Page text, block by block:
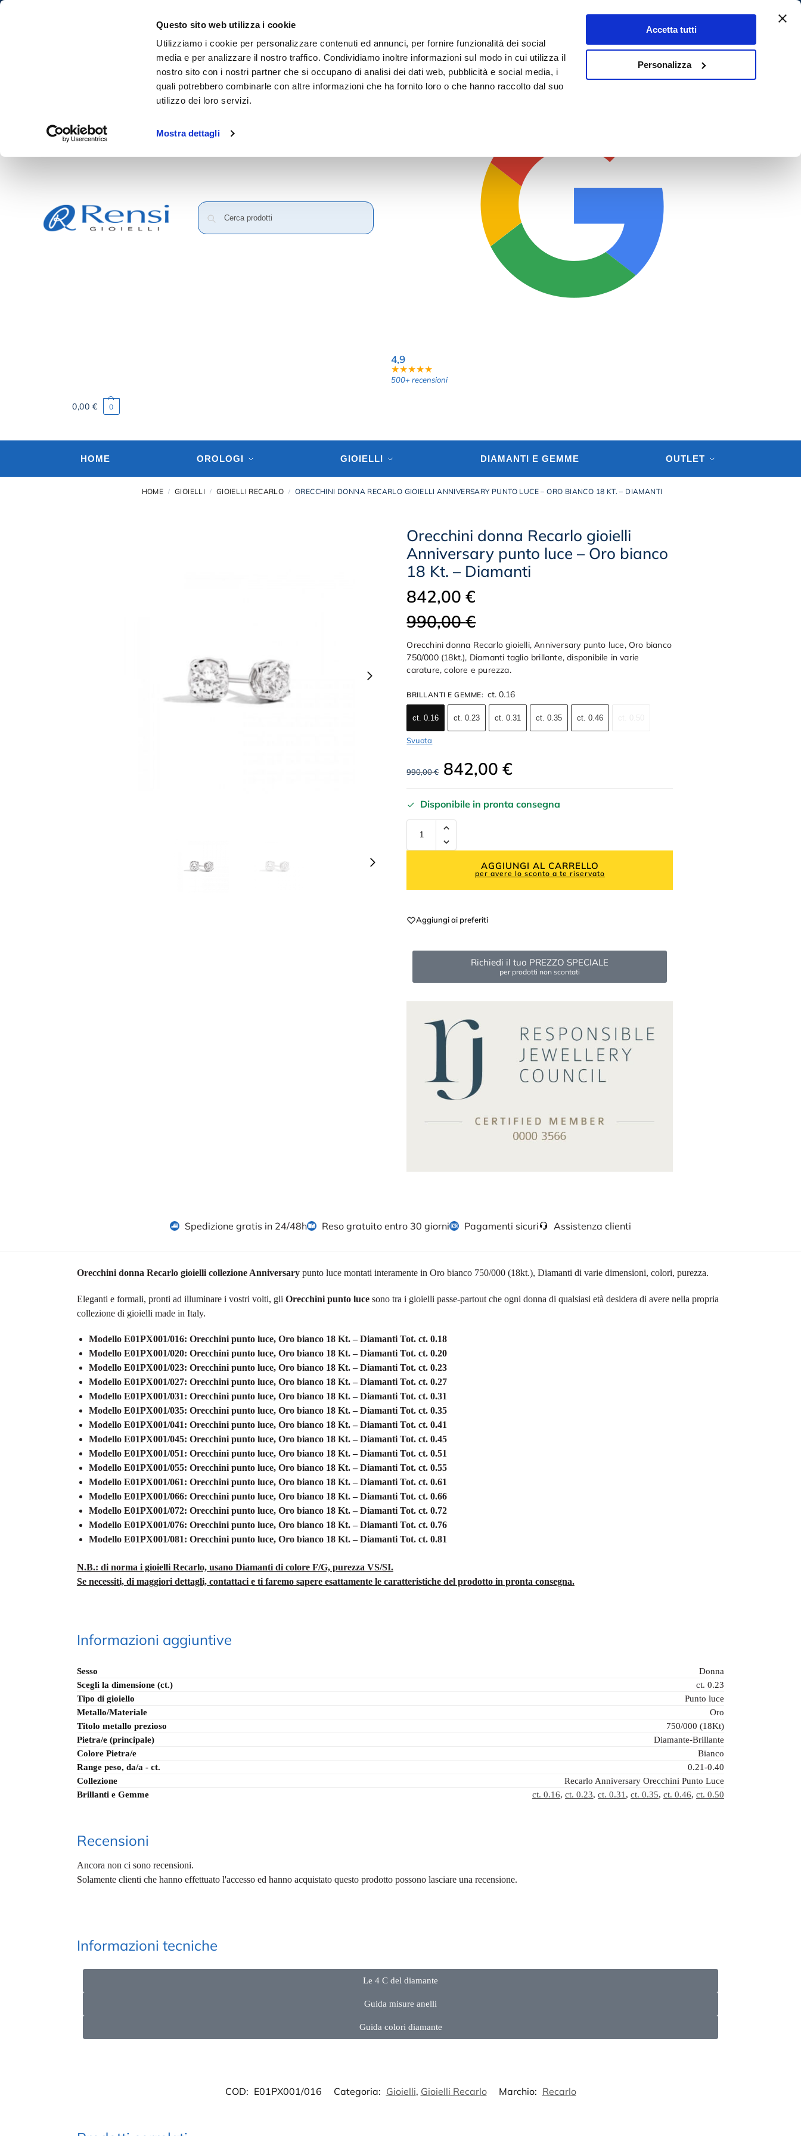
Questo sito web utilizza i cookie
Utilizziamo i cookie per personalizzare contenuti ed annunci, per fornire funzionalità dei social
media e per analizzare il nostro traffico. Condividiamo inoltre informazioni sul modo in cui utilizza il
nostro sito con i nostri partner che si occupano di analisi dei dati web, pubblicità e social media, i
quali potrebbero combinarle con altre informazioni che ha fornito loro o che hanno raccolto dal suo
utilizzo dei loro servizi.
Mostra dettagli
Accetta tutti
Personalizza
Cerca
4,9
★★★★★
500+ recensioni
0,00 € 0
HOME OROLOGI GIOIELLI DIAMANTI E GEMME OUTLET
HOME / GIOIELLI / GIOIELLI RECARLO / ORECCHINI DONNA RECARLO GIOIELLI ANNIVERSARY PUNTO LUCE – ORO BIANCO 18 KT. – DIAMANTI
Orecchini donna Recarlo gioielli
Anniversary punto luce – Oro bianco
18 Kt. – Diamanti
990,00€
842,00€
Orecchini donna Recarlo gioielli, Anniversary punto luce, Oro bianco
750/000 (18kt.), Diamanti taglio brillante, disponibile in varie
carature, colore e purezza.
BRILLANTI E GEMME: ct. 0.16
ct. 0.16 ct. 0.23 ct. 0.31 ct. 0.35 ct. 0.46
Svuota
990,00€ 842,00€
Disponibile in pronta consegna
AGGIUNGI AL CARRELLO
per avere lo sconto a te riservato
Aggiungi ai preferiti
Richiedi il tuo PREZZO SPECIALE
per prodotti non scontati
Orecchini donna Recarlo gioielli collezione Anniversarypunto luce montati interamente in Oro bianco 750/000 (18kt.), Diamanti di varie dimensioni, colori, purezza.
Eleganti e formali, pronti ad illuminare i vostri volti, gli Orecchini punto lucesono tra i gioielli passe-partout che ogni donna di qualsiasi età desidera di avere nella propria
collezione di gioielli made in Italy.
Modello E01PX001/016: Orecchini punto luce, Oro bianco 18 Kt. – Diamanti Tot. ct. 0.18
Modello E01PX001/020: Orecchini punto luce, Oro bianco 18 Kt. – Diamanti Tot. ct. 0.20
Modello E01PX001/023: Orecchini punto luce, Oro bianco 18 Kt. – Diamanti Tot. ct. 0.23
Modello E01PX001/027: Orecchini punto luce, Oro bianco 18 Kt. – Diamanti Tot. ct. 0.27
Modello E01PX001/031: Orecchini punto luce, Oro bianco 18 Kt. – Diamanti Tot. ct. 0.31
Modello E01PX001/035: Orecchini punto luce, Oro bianco 18 Kt. – Diamanti Tot. ct. 0.35
Modello E01PX001/041: Orecchini punto luce, Oro bianco 18 Kt. – Diamanti Tot. ct. 0.41
Modello E01PX001/045: Orecchini punto luce, Oro bianco 18 Kt. – Diamanti Tot. ct. 0.45
Modello E01PX001/051: Orecchini punto luce, Oro bianco 18 Kt. – Diamanti Tot. ct. 0.51
Modello E01PX001/055: Orecchini punto luce, Oro bianco 18 Kt. – Diamanti Tot. ct. 0.55
Modello E01PX001/061: Orecchini punto luce, Oro bianco 18 Kt. – Diamanti Tot. ct. 0.61
Modello E01PX001/066: Orecchini punto luce, Oro bianco 18 Kt. – Diamanti Tot. ct. 0.66
Modello E01PX001/072: Orecchini punto luce, Oro bianco 18 Kt. – Diamanti Tot. ct. 0.72
Modello E01PX001/076: Orecchini punto luce, Oro bianco 18 Kt. – Diamanti Tot. ct. 0.76
Modello E01PX001/081: Orecchini punto luce, Oro bianco 18 Kt. – Diamanti Tot. ct. 0.81
N.B.: di norma i gioielli Recarlo, usano Diamanti di colore F/G, purezza VS/SI.
Se necessiti, di maggiori dettagli, contattaci e ti faremo sapere esattamente le caratteristiche del prodotto in pronta consegna.
Informazioni aggiuntive
Sesso
Donna
Scegli la dimensione (ct.)
ct. 0.23
Tipo di gioiello
Punto luce
Metallo/Materiale
Oro
Titolo metallo prezioso
750/000 (18Kt)
Pietra/e (principale)
Diamante-Brillante
Colore Pietra/e
Bianco
Range peso, da/a - ct.
0.21-0.40
Collezione
Recarlo Anniversary Orecchini Punto Luce
Brillanti e Gemme
ct. 0.16, ct. 0.23, ct. 0.31 , ct. 0.35, ct. 0.46, ct. 0.50
Recensioni
Ancora non ci sono recensioni.
Solamente clienti che hanno effettuato l'accesso ed hanno acquistato questo prodotto possono lasciare una recensione.
Informazioni tecniche
Le 4 C del diamante
Guida misure anelli
Guida colori diamante
Spedizione gratis in 24/48h Reso gratuito entro 30 giorni Pagamenti sicuri Assistenza clienti
COD: E01PX001/016 Categoria: Gioielli, Gioielli Recarlo Marchio: Recarlo